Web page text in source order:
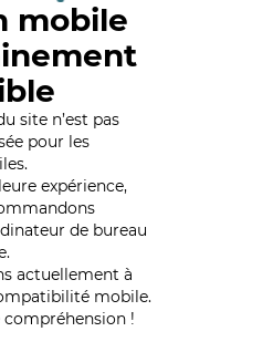
mobile
site n’est pas
pour les
expérience,
de bureau
actuellement à
mobile.
!